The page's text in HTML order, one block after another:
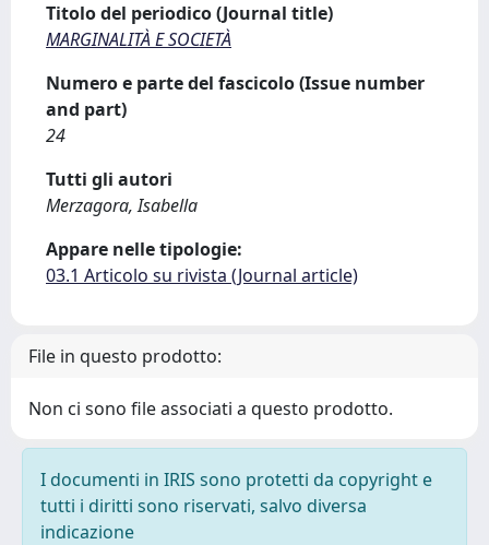
Titolo del periodico (Journal title)
MARGINALITÀ E SOCIETÀ
Numero e parte del fascicolo (Issue number
and part)
24
Tutti gli autori
Merzagora, Isabella
Appare nelle tipologie:
03.1 Articolo su rivista (Journal article)
File in questo prodotto:
Non ci sono file associati a questo prodotto.
I documenti in IRIS sono protetti da copyright e
tutti i diritti sono riservati, salvo diversa
indicazione